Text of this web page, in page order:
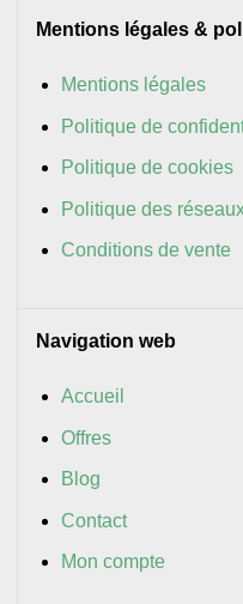
Mentions légales &
Mentions légales
Politique de
Politique de cookies
Politique des
Conditions de vente
Navigation web
Accueil
Offres
Blog
Contact
Mon compte